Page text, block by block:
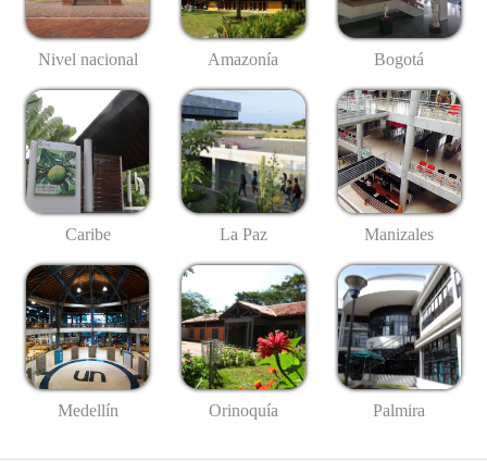
Nivel nacional Amazonía Bogotá
Caribe La Paz Manizales
Medellín Orinoquía Palmira